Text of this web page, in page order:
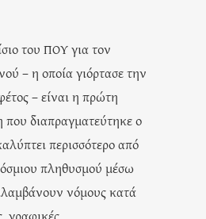
του ΠΟΥ για τον
– η οποία γιόρτασε την
– είναι η πρώτη
που διαπραγματεύτηκε ο
περισσότερο από
πληθυσμού μέσω
νόμους κατά
γραφικές